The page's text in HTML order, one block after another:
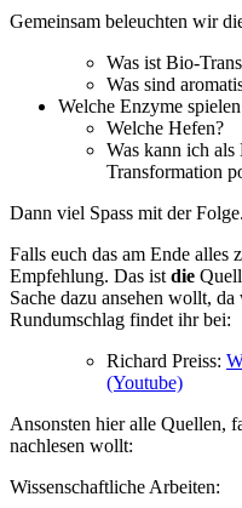
Gemeinsam beleuchten wir
Was ist Bio-
Was sind
Welche Enzyme
Welche Hefen?
Was kann ich
Transformation
Dann viel Spass mit der Folge.
Falls euch das am Ende alles
Empfehlung. Das ist die
Sache dazu ansehen wollt,
Rundumschlag findet ihr bei:
Richard Preiss:
(Youtube)
Ansonsten hier alle Quellen,
nachlesen wollt:
Wissenschaftliche Arbeiten: